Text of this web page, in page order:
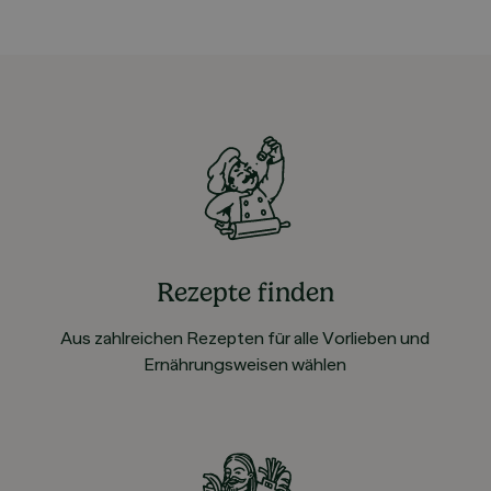
Rezepte finden
Aus zahlreichen Rezepten für alle Vorlieben und
Ernährungsweisen wählen